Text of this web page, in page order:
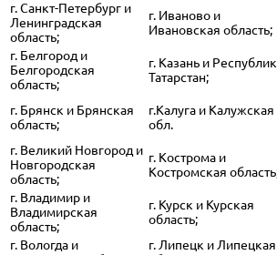
г. Санкт-Петербург и
Ленинградская
область;
г. Иваново и
Ивановская область;
г. Белгород и
Белгородская
область;
г. Казань и
Татарстан;
г. Брянск и Брянская
область;
г.Калуга и Калужская
обл.
г. Великий Новгород и
Новгородская
область;
г. Кострома и
Костромская
г. Владимир и
Владимирская
область;
г. Курск и Курская
область;
г. Вологда и
г. Липецк и Липецкая